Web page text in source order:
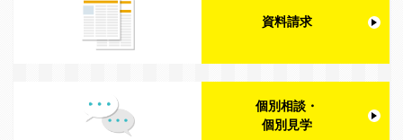
資料請求
個別相談・
個別見学